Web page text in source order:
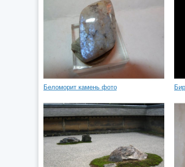
Беломорит камень фото